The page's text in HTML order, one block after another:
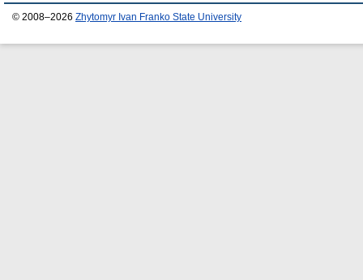
© 2008–2026 Zhytomyr Ivan Franko State University